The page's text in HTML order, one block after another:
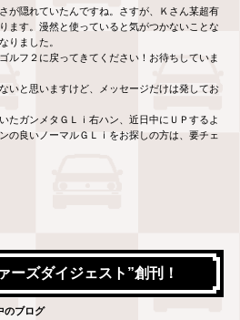
が隠れていたんですね。さすが、Ｋさん某超有
ます。漫然と使っていると気がつかないことな
りました。
ルフ２に戻ってきてください！お待ちしていま
いと思いますけど、メッセージだけは発してお
たガンメタＧＬｉ右ハン、近日中にＵＰするよ
の良いノーマルＧＬｉをお探しの方は、要チェ
ーズダイジェスト”創刊！
のブログ